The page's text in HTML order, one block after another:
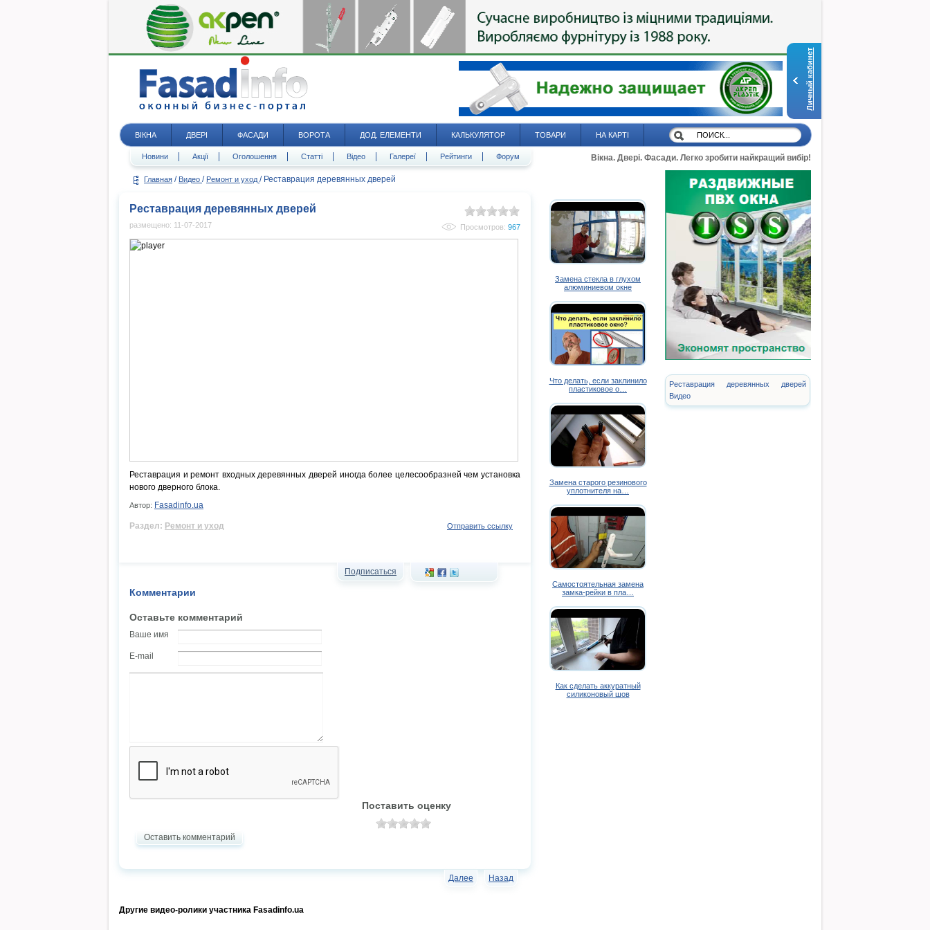
Личный кабинет
ВІКНА ДВЕРІ ФАСАДИ ВОРОТА ДОД. ЕЛЕМЕНТИ КАЛЬКУЛЯТОР ТОВАРИ НА КАРТІ
Новини Акції Оголошення Статті Відео Галереї Рейтинги Форум Вікна. Двері. Фасади. Легко зробити найкращий вибір!
Главная / Видео / Ремонт и уход / Реставрация деревянных дверей
Реставрация деревянных дверей
размещено: 11-07-2017 Просмотров: 967
Реставрация и ремонт входных деревянных дверей иногда более целесообразней чем установка
нового дверного блока.
Автор: Fasadinfo.ua
Раздел: Ремонт и уход Отправить ссылку
Подписаться
Комментарии
Оставьте комментарий
Ваше имя
E-mail
Поставить оценку
Оставить комментарий
Назад
Далее
Другие видео-ролики участника Fasadinfo.ua
Замена стекла в глухом
алюминиевом окне
Что делать, если заклинило
пластиковое о…
Замена старого резинового
уплотнителя на…
Самостоятельная замена
замка-рейки в пла…
Как сделать аккуратный
силиконовый шов
Реставрация деревянных дверей
Видео